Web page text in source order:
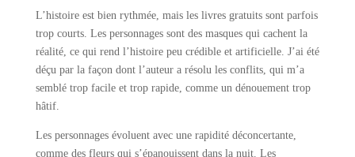
L’histoire est bien rythmée, mais les livres gratuits sont parfois
trop courts. Les personnages sont des masques qui cachent la
réalité, ce qui rend l’histoire peu crédible et artificielle. J’ai été
déçu par la façon dont l’auteur a résolu les conflits, qui m’a
semblé trop facile et trop rapide, comme un dénouement trop
hâtif.
Les personnages évoluent avec une rapidité déconcertante,
comme des fleurs qui s’épanouissent dans la nuit. Les